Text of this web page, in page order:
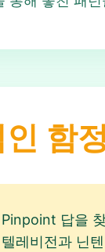
함정
답을
레비전과 닌